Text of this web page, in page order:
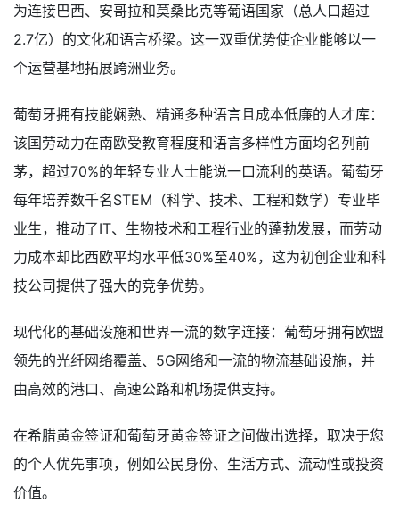
为连接巴西、安哥拉和莫桑比克等葡语国家（总人口超过
2.7亿）的文化和语言桥梁。这一双重优势使企业能够以一
个运营基地拓展跨洲业务。
葡萄牙拥有技能娴熟、精通多种语言且成本低廉的人才库：
该国劳动力在南欧受教育程度和语言多样性方面均名列前
茅，超过70%的年轻专业人士能说一口流利的英语。葡萄牙
每年培养数千名STEM（科学、技术、工程和数学）专业毕
业生，推动了IT、生物技术和工程行业的蓬勃发展，而劳动
力成本却比西欧平均水平低30%至40%，这为初创企业和科
技公司提供了强大的竞争优势。
现代化的基础设施和世界一流的数字连接：葡萄牙拥有欧盟
领先的光纤网络覆盖、5G网络和一流的物流基础设施，并
由高效的港口、高速公路和机场提供支持。
在希腊黄金签证和葡萄牙黄金签证之间做出选择，取决于您
的个人优先事项，例如公民身份、生活方式、流动性或投资
价值。